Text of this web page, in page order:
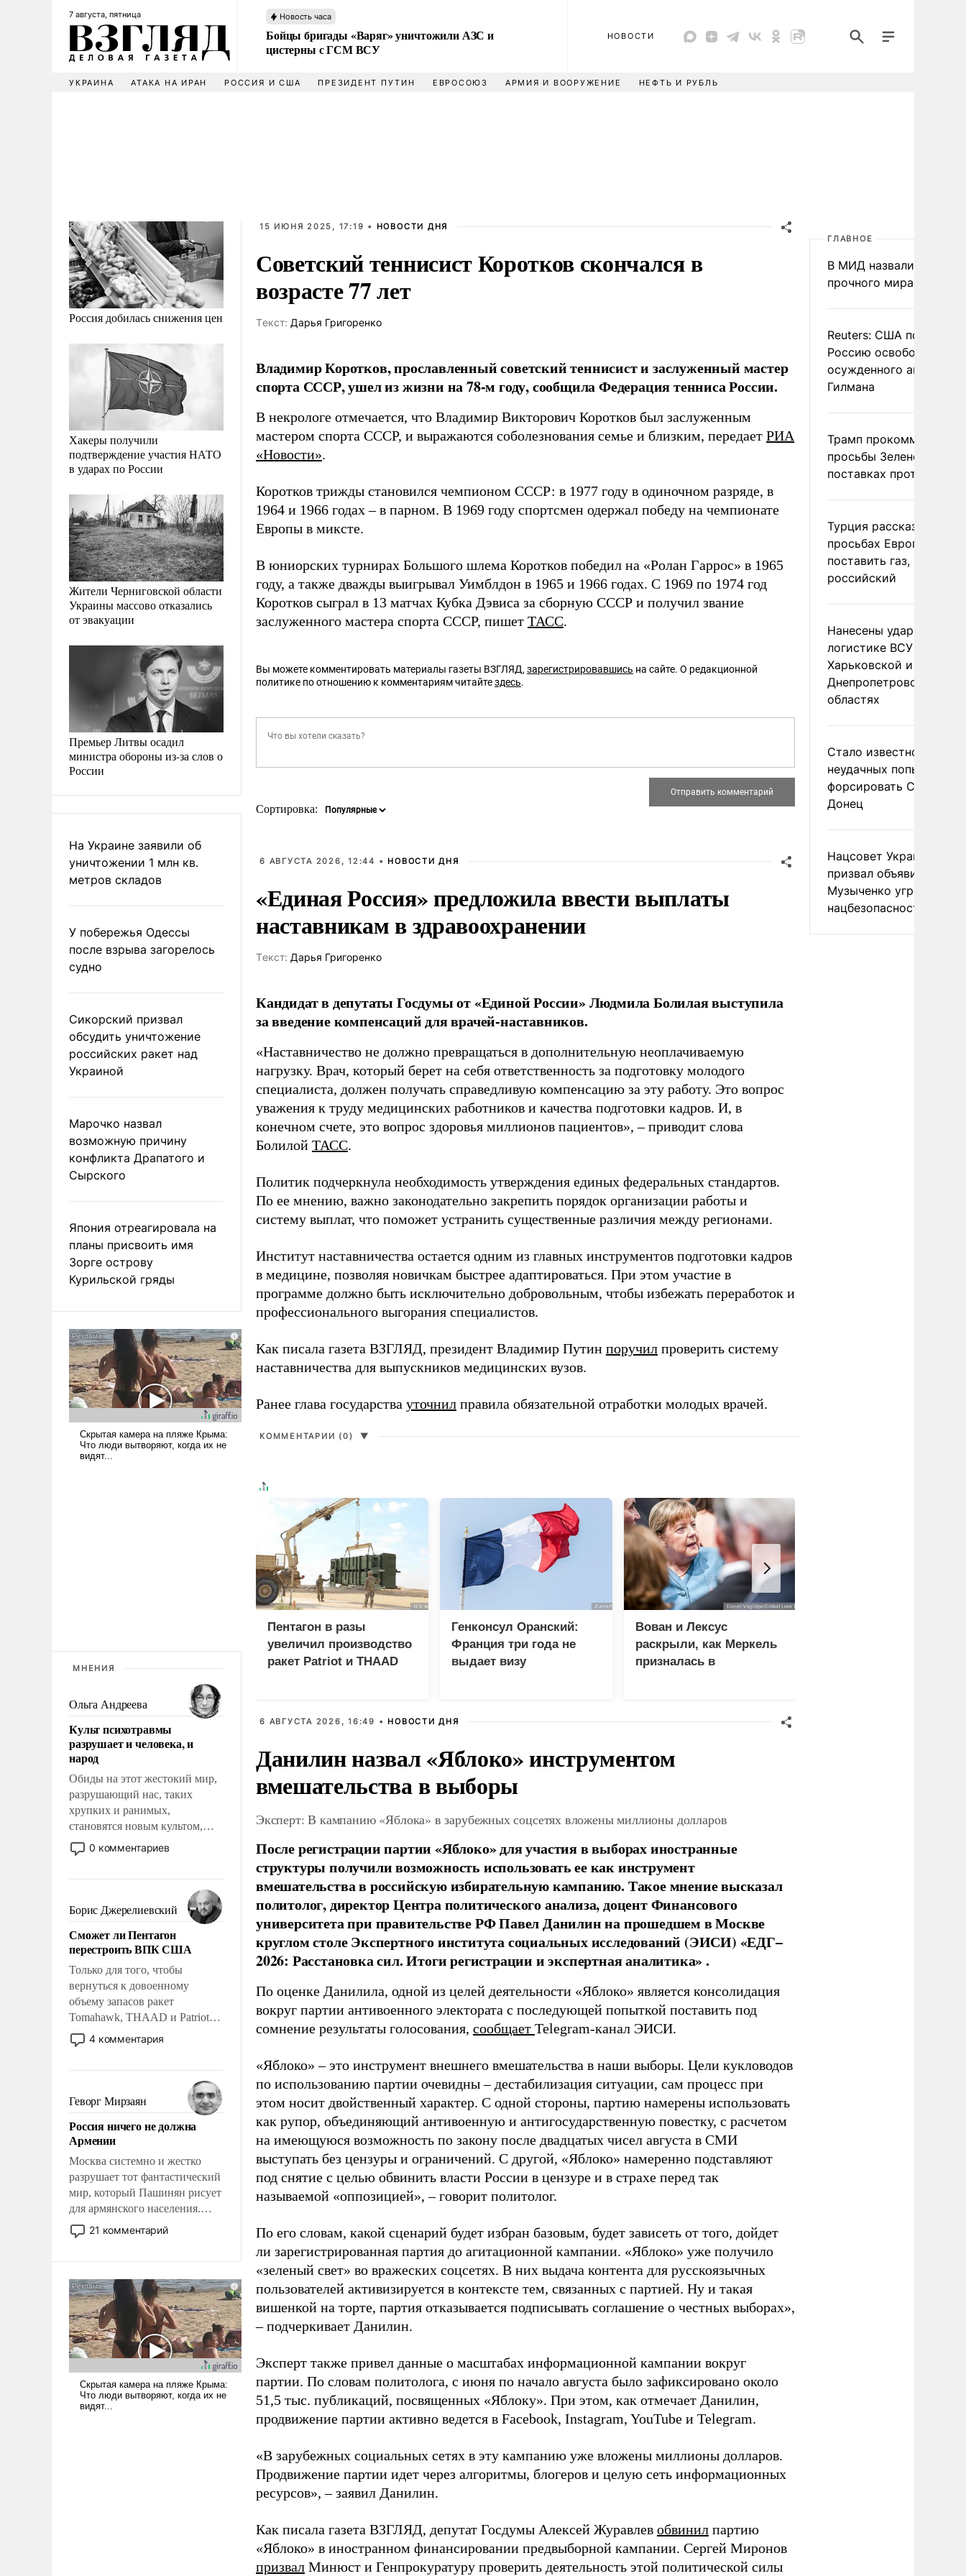
7 августа, пятница Новость часа
Бойцы бригады «Варяг» уничтожили АЗС и
цистерны с ГСМ ВСУ
НОВОСТИ
УКРАИНА АТАКА НА ИРАН РОССИЯ И США ПРЕЗИДЕНТ ПУТИН ЕВРОСОЮЗ АРМИЯ И ВООРУЖЕНИЕ НЕФТЬ И РУБЛЬ
Россия добилась снижения цен
Хакеры получили
подтверждение участия НАТО
в ударах по России
Жители Черниговской области
Украины массово отказались
от эвакуации
Премьер Литвы осадил
министра обороны из-за слов о
России
На Украине заявили об
уничтожении 1 млн кв.
метров складов
У побережья Одессы
после взрыва загорелось
судно
Сикорский призвал
обсудить уничтожение
российских ракет над
Украиной
Марочко назвал
возможную причину
конфликта Драпатого и
Сырского
Япония отреагировала на
планы присвоить имя
Зорге острову
Курильской гряды
МНЕНИЯ
Ольга Андреева
Культ психотравмы
разрушает и человека, и
народ
Обиды на этот жестокий мир,
разрушающий нас, таких
хрупких и ранимых,
становятся новым культом,
постепенно вытесняя и
отменяя традиционное
мужественным и твердым под
ударами судьбы, брать на себя
ответственность, помогать
слабым, идти вперед и
адаптироваться.
0 комментариев
Борис Джерелиевский
Сможет ли Пентагон
перестроить ВПК США
Только для того, чтобы
вернуться к довоенному
объему запасов ракет
Tomahawk, THAAD и Patriot
США потребуется более трех
лет. Даже небольшая война с
Сложившаяся ситуация
означает многолетний период
уязвимости США, например,
перед Китаем.
4 комментария
Геворг Мирзаян
Россия ничего не должна
Армении
Москва системно и жестко
разрушает тот фантастический
мир, который Пашинян рисует
для армянского населения.
Мир, где политические
прожекты будут безусловно
налогоплательщиков и где
Еревану за свои поступки не
нужно отвечать.
21 комментарий
15 ИЮНЯ 2025, 17:19 • НОВОСТИ ДНЯ
Советский теннисист Коротков скончался в
возрасте 77 лет
Tекст: Дарья Григоренко
Владимир Коротков, прославленный советский теннисист и заслуженный мастер
спорта СССР, ушел из жизни на 78-м году, сообщила Федерация тенниса России.
В некрологе отмечается, что Владимир Викторович Коротков был заслуженным
мастером спорта СССР, и выражаются соболезнования семье и близким, передает РИА
«Новости».
Коротков трижды становился чемпионом СССР: в 1977 году в одиночном разряде, в
1964 и 1966 годах – в парном. В 1969 году спортсмен одержал победу на чемпионате
Европы в миксте.
В юниорских турнирах Большого шлема Коротков победил на «Ролан Гаррос» в 1965
году, а также дважды выигрывал Уимблдон в 1965 и 1966 годах. С 1969 по 1974 год
Коротков сыграл в 13 матчах Кубка Дэвиса за сборную СССР и получил звание
заслуженного мастера спорта СССР, пишет ТАСС.
Вы можете комментировать материалы газеты ВЗГЛЯД, зарегистрировавшись на сайте. О редакционной
политике по отношению к комментариям читайтездесь.
Сортировка:
6 АВГУСТА 2026, 12:44 • НОВОСТИ ДНЯ
«Единая Россия» предложила ввести выплаты
наставникам в здравоохранении
Tекст: Дарья Григоренко
Кандидат в депутаты Госдумы от «Единой России» Людмила Болилая выступила
за введение компенсаций для врачей-наставников.
«Наставничество не должно превращаться в дополнительную неоплачиваемую
нагрузку. Врач, который берет на себя ответственность за подготовку молодого
специалиста, должен получать справедливую компенсацию за эту работу. Это вопрос
уважения к труду медицинских работников и качества подготовки кадров. И, в
конечном счете, это вопрос здоровья миллионов пациентов», – приводит слова
Болилой ТАСС.
Политик подчеркнула необходимость утверждения единых федеральных стандартов.
По ее мнению, важно законодательно закрепить порядок организации работы и
систему выплат, что поможет устранить существенные различия между регионами.
Институт наставничества остается одним из главных инструментов подготовки кадров
в медицине, позволяя новичкам быстрее адаптироваться. При этом участие в
программе должно быть исключительно добровольным, чтобы избежать переработок и
профессионального выгорания специалистов.
Как писала газета ВЗГЛЯД, президент Владимир Путин поручил проверить систему
наставничества для выпускников медицинских вузов.
Ранее глава государства уточнил правила обязательной отработки молодых врачей.
КОММЕНТАРИИ (0) ▼
Пентагон в разы
увеличил производство
ракет Patriot и THAAD
Генконсул Оранский:
Франция три года не
выдает визу
Вован и Лексус
раскрыли, как Меркель
призналась в
6 АВГУСТА 2026, 16:49 • НОВОСТИ ДНЯ
Данилин назвал «Яблоко» инструментом
вмешательства в выборы
Эксперт: В кампанию «Яблока» в зарубежных соцсетях вложены миллионы долларов
После регистрации партии «Яблоко» для участия в выборах иностранные
структуры получили возможность использовать ее как инструмент
вмешательства в российскую избирательную кампанию. Такое мнение высказал
политолог, директор Центра политического анализа, доцент Финансового
университета при правительстве РФ Павел Данилин на прошедшем в Москве
круглом столе Экспертного института социальных исследований (ЭИСИ) «ЕДГ–
2026: Расстановка сил. Итоги регистрации и экспертная аналитика» .
По оценке Данилила, одной из целей деятельности «Яблоко» является консолидация
вокруг партии антивоенного электората с последующей попыткой поставить под
сомнение результаты голосования, сообщает Telegram-канал ЭИСИ.
«Яблоко» – это инструмент внешнего вмешательства в наши выборы. Цели кукловодов
по использованию партии очевидны – дестабилизация ситуации, сам процесс при
этом носит двойственный характер. С одной стороны, партию намерены использовать
как рупор, объединяющий антивоенную и антигосударственную повестку, с расчетом
на имеющуюся возможность по закону после двадцатых чисел августа в СМИ
выступать без цензуры и ограничений. С другой, «Яблоко» намеренно подставляют
под снятие с целью обвинить власти России в цензуре и в страхе перед так
называемой «оппозицией», – говорит политолог.
По его словам, какой сценарий будет избран базовым, будет зависеть от того, дойдет
ли зарегистрированная партия до агитационной кампании. «Яблоко» уже получило
«зеленый свет» во вражеских соцсетях. В них выдача контента для русскоязычных
пользователей активизируется в контексте тем, связанных с партией. Ну и такая
вишенкой на торте, партия отказывается подписывать соглашение о честных выборах»,
– подчеркивает Данилин.
Эксперт также привел данные о масштабах информационной кампании вокруг
партии. По словам политолога, с июня по начало августа было зафиксировано около
51,5 тыс. публикаций, посвященных «Яблоку». При этом, как отмечает Данилин,
продвижение партии активно ведется в Facebook, Instagram, YouTube и Telegram.
«В зарубежных социальных сетях в эту кампанию уже вложены миллионы долларов.
Продвижение партии идет через алгоритмы, блогеров и целую сеть информационных
ресурсов», – заявил Данилин.
Как писала газета ВЗГЛЯД, депутат Госдумы Алексей Журавлев обвинил партию
«Яблоко» в иностранном финансировании предвыборной кампании. Сергей Миронов
призвал Минюст и Генпрокуратуру проверить деятельность этой политической силы
ГЛАВНОЕ
В МИД назвали условия
прочного мира на
Reuters: США
Россию освободить
осужденного
Гилмана
Трамп
просьбы Зеленского о
поставках
Турция рассказала о
просьбах Европы
поставить газ, но не
российский
Нанесены удары по
логистике ВСУ в
Харьковской и
Днепропетровской
областях
Стало известно о
неудачных попытках
форсировать
Донец
Нацсовет Украины по
призвал объявить
Музыченко угрозой
нацбезопасности